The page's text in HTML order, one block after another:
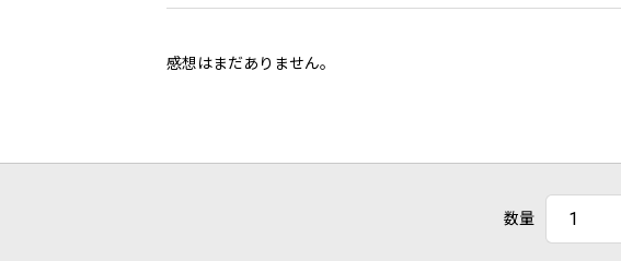
感想はまだありません。
数量